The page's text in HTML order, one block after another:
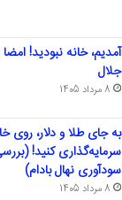
آمدیم، خانه نبودید!
جلال
8 مرداد 1405
به جای طلا و دلار، روی
سرمایه‌گذاری کنید!
سودآوری نهال بادام)
8 مرداد 1405